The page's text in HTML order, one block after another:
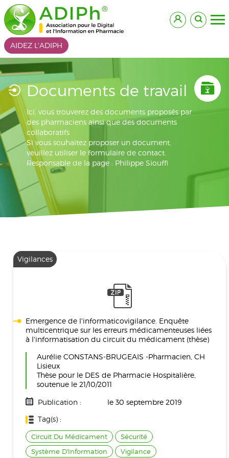
AIDEZ L'ADIPH
Documents de travail
Ici, vous trouverez des documents proposés par
des pharmaciens ainsi que des documents
collaboratifs
Si vous souhaitez proposer un document,
veuillez utiliser le formulaire de contact.
Responsable de la page : Philippe Siouffi
Vigilances
Emergence de l'informaticovigilance. Enquête
multicentrique sur les erreurs médicamenteuses liées
à l'informatisation du circuit du médicament (thèse)
Aurélie CONSTANS-BRUGEAIS -Pharmacien, CH
Lisieux
Thèse pour le DES de Pharmacie Hospitalière,
soutenue le 21/10/2011
Publication :
le 30 septembre 2019
Tag(s) :
Circuit Du Médicament
Sécurité
Système D'Information
Vigilance